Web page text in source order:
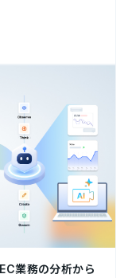
業務の分析から